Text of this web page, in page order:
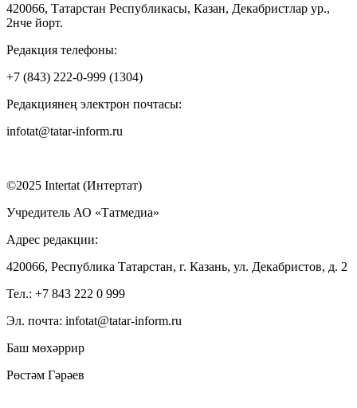
420066, Татарстан Республикасы, Казан, Декабристлар ур.,
2нче йорт.
Редакция телефоны:
+7 (843) 222-0-999 (1304)
Редакциянең электрон почтасы:
infotat@tatar-inform.ru
©2025 Intertat (Интертат)
Учредитель АО «Татмедиа»
Адрес редакции:
420066, Республика Татарстан, г. Казань, ул. Декабристов, д. 2
Тел.: +7 843 222 0 999
Эл. почта: infotat@tatar-inform.ru
Баш мөхәррир
Рөстәм Гәрәев